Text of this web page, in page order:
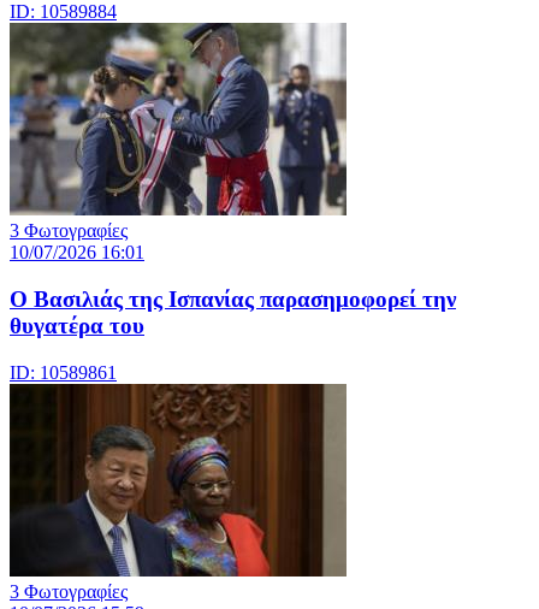
ID: 10589884
3 Φωτογραφίες
10/07/2026 16:01
Ο Βασιλιάς της Ισπανίας παρασημοφορεί την
θυγατέρα του
ID: 10589861
3 Φωτογραφίες